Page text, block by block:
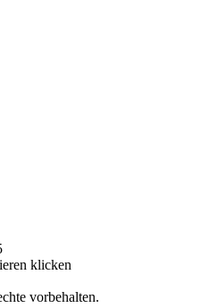
klicken
vorbehalten.